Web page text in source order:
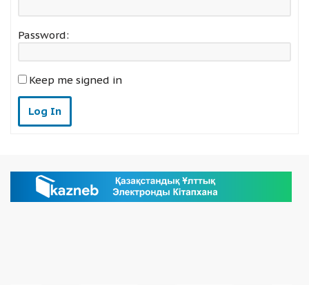
Password:
Keep me signed in
Log In